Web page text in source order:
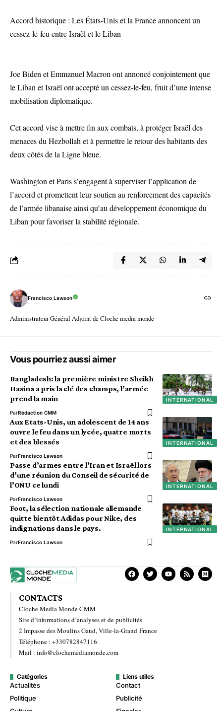
Accord historique : Les États-Unis et la France annoncent un
cessez-le-feu entre Israël et le Liban
Joe Biden et Emmanuel Macron ont annoncé conjointement que
le Liban et Israël ont accepté un cessez-le-feu, fruit d’une intense
mobilisation diplomatique.
Cet accord vise à mettre fin aux combats, à protéger Israël des
menaces du Hezbollah et à permettre le retour des habitants des
deux côtés de la Ligne bleue.
Washington et Paris s’engagent à superviser l’application de
l’accord et promettent leur soutien au renforcement des capacités
de l’armée libanaise ainsi qu’au développement économique du
Liban pour favoriser la stabilité régionale.
Francisco Lawson
Administrateur Général Adjoint de Cloche media monde
Vous pourriez aussi aimer
INTERNATIONAL
Bangladesh: la première ministre Sheikh
Hasina a pris la clé des champs, l’armée
prend la main
ParRédaction CMM
INTERNATIONAL
Aux Etats-Unis, un adolescent de 14 ans
ouvre le feu dans un lycée, quatre morts
et des blessés
ParFrancisco Lawson
INTERNATIONAL
Passe d’armes entre l’Iran et Israël lors
d’une réunion du Conseil de sécurité de
l’ONU ce lundi
ParFrancisco Lawson
INTERNATIONAL
Foot, la sélection nationale allemande
quitte bientôt Adidas pour Nike, des
indignations dans le pays.
ParFrancisco Lawson
CONTACTS
Cloche Media Monde CMM
Site d’informations d’analyses et de publicités
2 Impasse des Moulins Gaud, Ville-la-Grand France
Téléphone : +330782847116
Mail : info@clochemediamonde.com
Catégories
Actualités
Politique
Liens utiles
Contact
Publicité